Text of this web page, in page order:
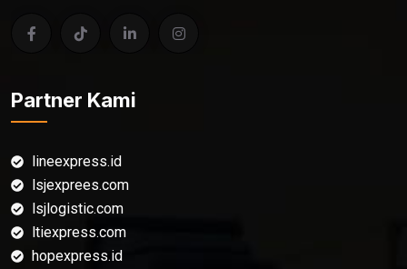
Partner Kami
lineexpress.id
lsjexprees.com
lsjlogistic.com
ltiexpress.com
hopexpress.id